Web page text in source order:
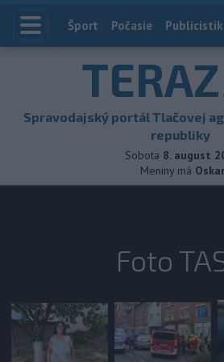
Index
Šport Počasie
TERAZ
Spravodajský portál Tlačovej
republiky
Sobota 8. august
Meniny má Oskar
Foto